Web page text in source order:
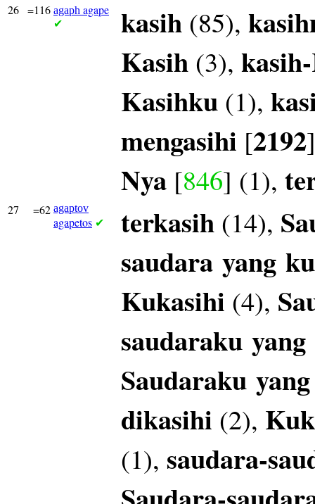
26 =116 agaph agape
✔ kasih (85),
Kasih (3),
Kasihku (1),
mengasihi [2192
Nya [846] (1),
27 =62 agaptov
agapetos ✔ terkasih (14),
saudara yang
Kukasihi (4),
saudaraku yang
Saudaraku yang
dikasihi (2),
(1), saudara-